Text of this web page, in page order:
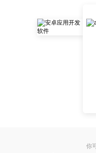
你